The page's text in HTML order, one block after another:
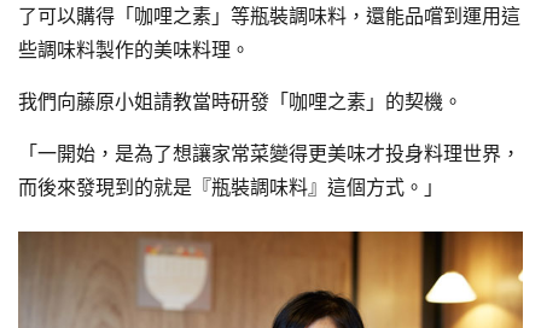
了可以購得「咖哩之素」等瓶裝調味料，還能品嚐到運用這
些調味料製作的美味料理。
我們向藤原小姐請教當時研發「咖哩之素」的契機。
「一開始，是為了想讓家常菜變得更美味才投身料理世界，
而後來發現到的就是『瓶裝調味料』這個方式。」